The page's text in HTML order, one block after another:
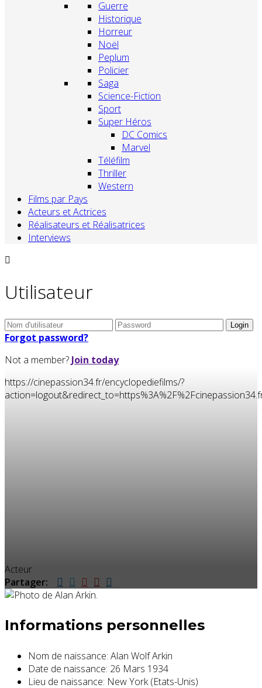
Guerre
Historique
Horreur
Noël
Peplum
Policier
Saga
Science-Fiction
Sport
Super Héros
DC Comics
Marvel
Téléfilm
Thriller
Western
Films par Pays
Acteurs et Actrices
Réalisateurs et Réalisatrices
Interviews
Utilisateur
Forgot password?
Not a member? Join today
https://cinepassion34.fr/encyclopediefilms/?
Acteur
Partager:
Informations personnelles
Nom de naissance: Alan Wolf Arkin
Date de naissance: 26 Mars 1934
Lieu de naissance: New York (Etats-Unis)